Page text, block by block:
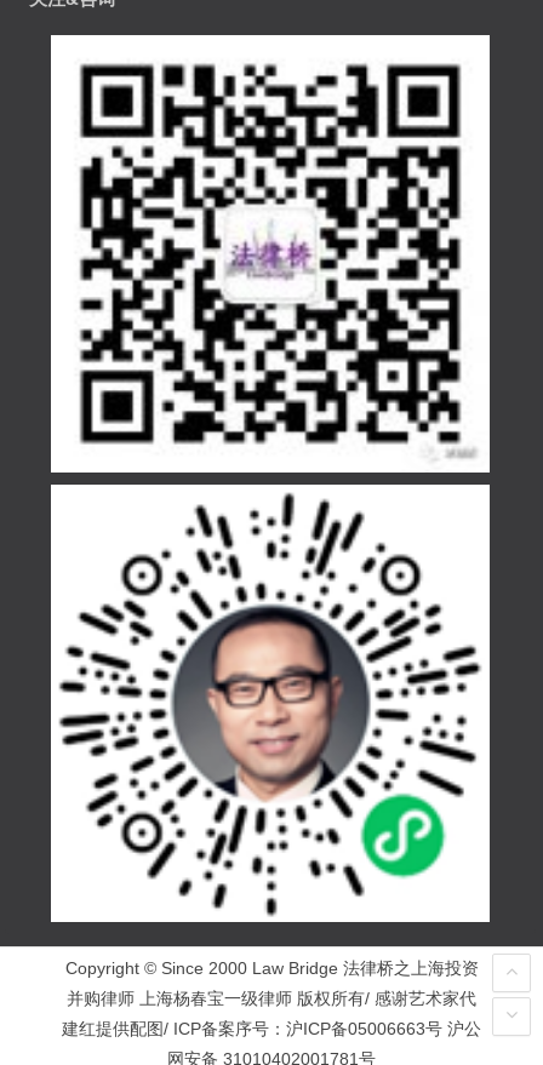
Copyright © Since 2000 Law Bridge 法律桥之上海投资
并购律师 上海杨春宝一级律师 版权所有/ 感谢艺术家代
建红提供配图/ ICP备案序号： 沪ICP备05006663号 沪公
网安备 31010402001781号